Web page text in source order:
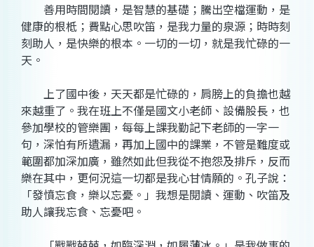
善用時間閱讀，是智慧的基礎；騰出空檔運動，是
健康的根柢；費點心思吹笛，是我力量的泉源；時時刻
刻助人，是快樂的根本。一切的一切，就是我忙碌的一
天。
上了國中後，天天都是忙碌的，肩膀上的負擔也越
來越重了。我在班上不僅是國文小老師、設備股長，也
參加學校的管樂團，每每上課我勤記下老師的一字一
句，深怕有所遺漏，再加上國中的課業，不管是難度或
範圍都加深加廣，雖然如此但我從不抱怨及排斥，反而
樂在其中，更何況這一切都是我心甘情願的。孔子說：
「發憤忘食，樂以忘憂。」我想是閱讀、運動、吹笛及
助人讓我忘食、忘憂吧。